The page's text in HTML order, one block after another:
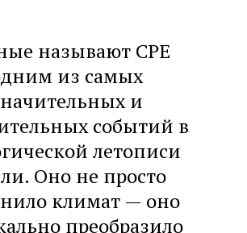
называют CPE
из самых
и
событий в
летописи
Оно не просто
климат — оно
преобразило